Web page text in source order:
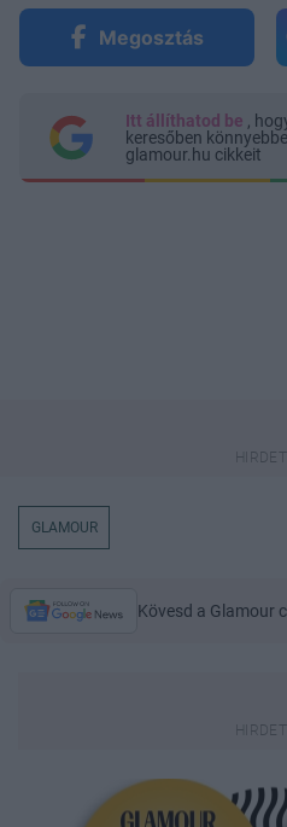
Megosztás
Itt állíthatod be ,
keresőben
glamour.hu cikkeit
GLAMOUR
Kövesd a Glamour